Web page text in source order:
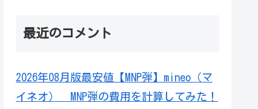
最近のコメント
2026年08月版最安値【MNP弾】mineo（マ
イネオ） MNP弾の費用を計算してみた！